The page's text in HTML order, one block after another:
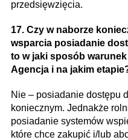
przedsięwzięcia.
17. Czy w naborze
wsparcia posiadanie
to w jaki sposób
Agencja i na jakim
Nie – posiadanie dostępu
koniecznym. Jednakże
posiadanie systemów
które chce zakupić i/lub